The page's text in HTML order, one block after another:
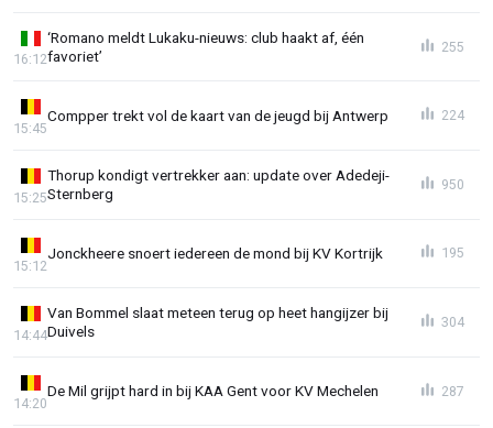
‘Romano meldt Lukaku-nieuws: club haakt af, één
favoriet’
16:12
255
Compper trekt vol de kaart van de jeugd bij Antwerp
15:45
224
Thorup kondigt vertrekker aan: update over Adedeji-
Sternberg
15:25
950
Jonckheere snoert iedereen de mond bij KV Kortrijk
15:12
195
Van Bommel slaat meteen terug op heet hangijzer bij
Duivels
14:44
304
De Mil grijpt hard in bij KAA Gent voor KV Mechelen
14:20
287